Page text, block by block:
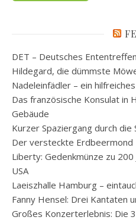
DET – Deutsches
Hildegard, die dümmste
Nadeleinfädler – ein
Das französische Konsulat in
Gebäude
Kurzer Spaziergang durch
Der versteckte Erdbeermond
Liberty: Gedenkmünze zu
USA
Laeiszhalle Hamburg –
Fanny Hensel: Drei Kantaten
Großes Konzerterlebnis: Die